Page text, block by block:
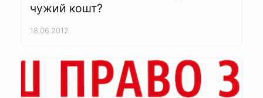
чужий кошт?
18.06.2012